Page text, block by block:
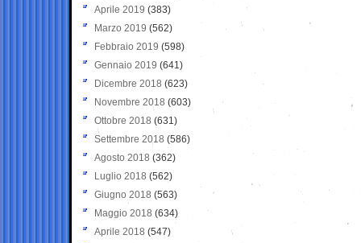
Aprile 2019 (383)
Marzo 2019 (562)
Febbraio 2019 (598)
Gennaio 2019 (641)
Dicembre 2018 (623)
Novembre 2018 (603)
Ottobre 2018 (631)
Settembre 2018 (586)
Agosto 2018 (362)
Luglio 2018 (562)
Giugno 2018 (563)
Maggio 2018 (634)
Aprile 2018 (547)